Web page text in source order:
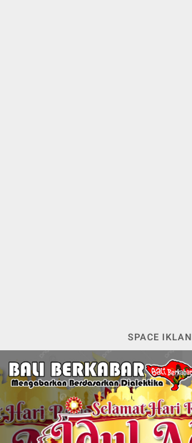
SPACE IKLAN